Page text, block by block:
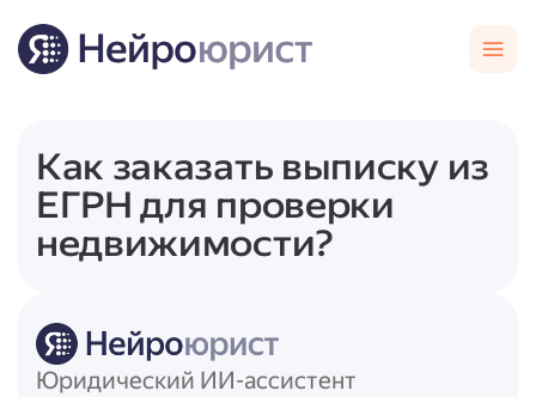
Как заказать выписку из
ЕГРН для проверки
недвижимости?
Юридический ИИ-ассистент